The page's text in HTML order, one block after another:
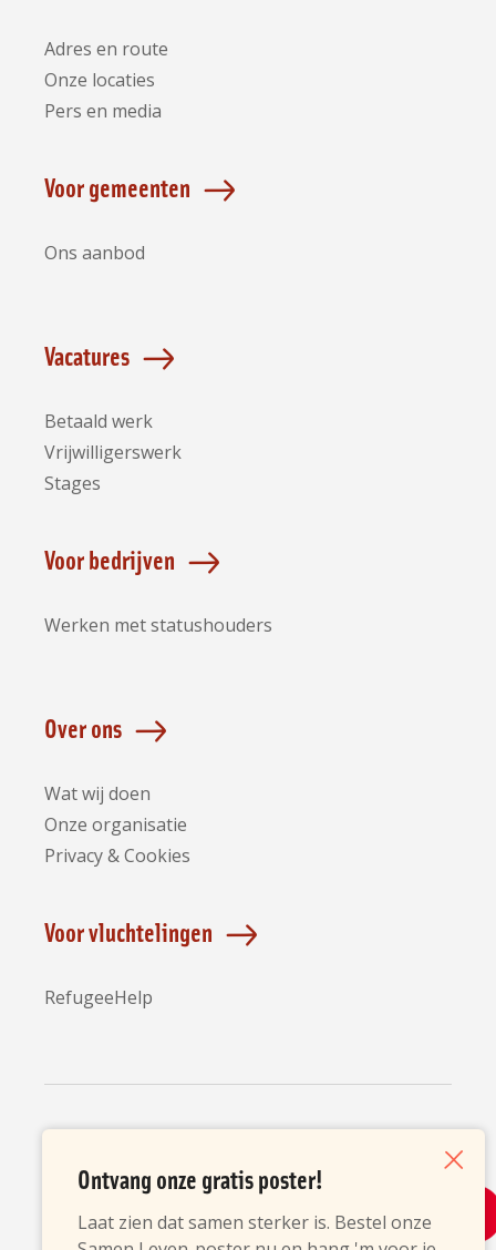
Adres en route
Onze locaties
Pers en media
Voor gemeenten
Ons aanbod
Vacatures
Betaald werk
Vrijwilligerswerk
Stages
Voor bedrijven
Werken met statushouders
Over ons
Wat wij doen
Onze organisatie
Privacy & Cookies
Voor vluchtelingen
RefugeeHelp
Ontvang onze gratis poster!
Laat zien dat samen sterker is. Bestel onze
Sluiten